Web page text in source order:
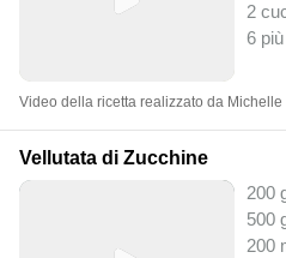
2
6
Video della ricetta realizzato da Michelle
Vellutata di Zucchine
200
500
200